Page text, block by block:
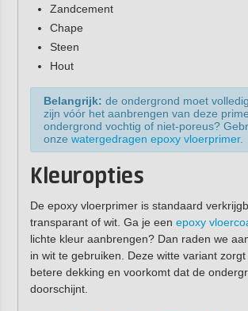
Zandcement
Chape
Steen
Hout
Belangrijk: de ondergrond moet
zijn vóór het aanbrengen van deze
ondergrond vochtig of niet-poreus?
onze watergedragen epoxy vloerprimer.
Kleuropties
De epoxy vloerprimer is standaard
transparant of wit. Ga je een epoxy
lichte kleur aanbrengen? Dan raden we
in wit te gebruiken. Deze witte variant
betere dekking en voorkomt dat de
doorschijnt.